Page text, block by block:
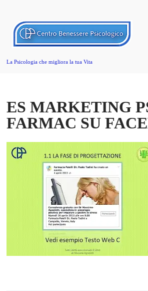
La Psicologia che migliora la tua Vita
ES MARKETING
FARMAC SU